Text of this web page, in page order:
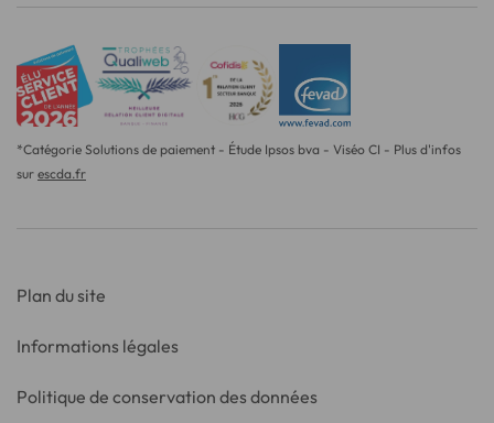
*Catégorie Solutions de paiement - Étude Ipsos bva - Viséo CI - Plus d'infos
sur escda.fr
Plan du site
Informations légales
Politique de conservation des données